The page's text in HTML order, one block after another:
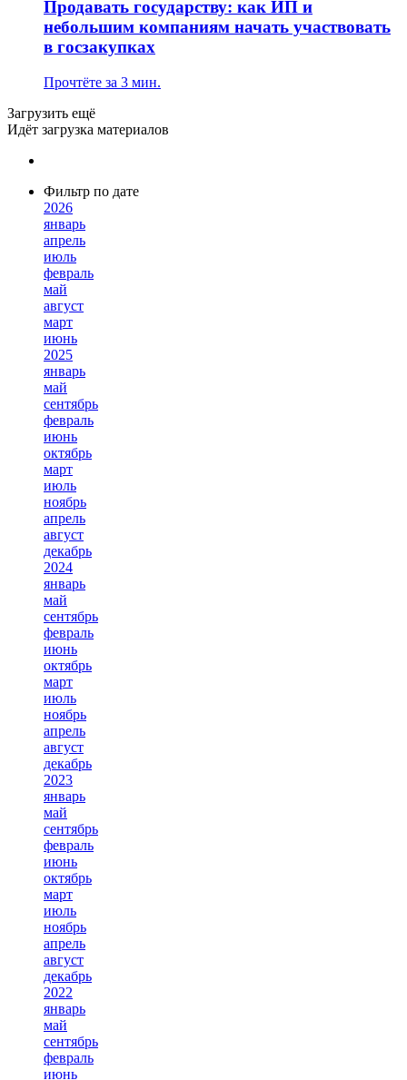
Продавать государству: как ИП и
небольшим компаниям начать участвовать
в госзакупках
Прочтёте за 3 мин.
Загрузить ещё
Идёт загрузка материалов
Фильтр по дате
2026
январь
апрель
июль
февраль
май
август
март
июнь
2025
январь
май
сентябрь
февраль
июнь
октябрь
март
июль
ноябрь
апрель
август
декабрь
2024
январь
май
сентябрь
февраль
июнь
октябрь
март
июль
ноябрь
апрель
август
декабрь
2023
январь
май
сентябрь
февраль
июнь
октябрь
март
июль
ноябрь
апрель
август
декабрь
2022
январь
май
сентябрь
февраль
июнь